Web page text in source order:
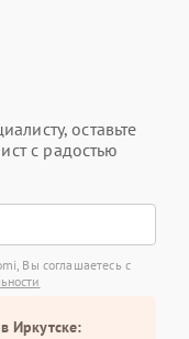
оставьте
с радостью
Вы соглашаетесь с
Иркутске: